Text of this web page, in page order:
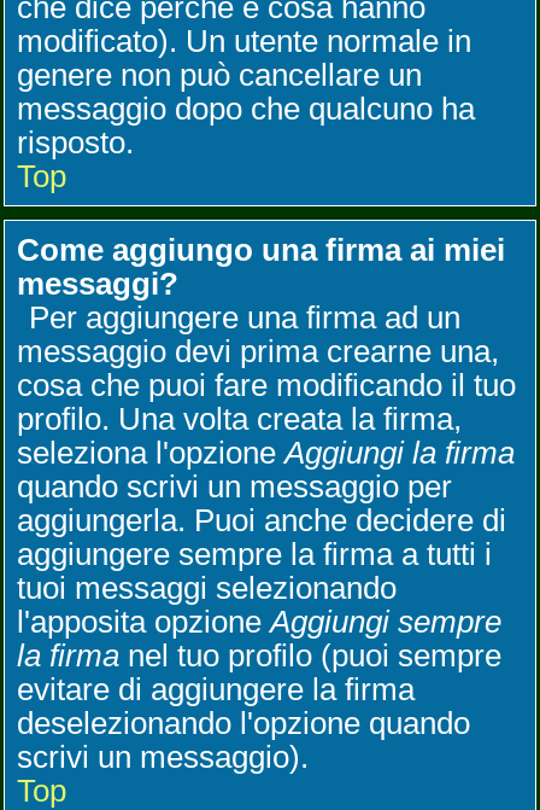
che dice perché e cosa hanno
modificato). Un utente normale in
genere non può cancellare un
messaggio dopo che qualcuno ha
risposto.
Top
Come aggiungo una firma ai miei
messaggi?
Per aggiungere una firma ad un
messaggio devi prima crearne una,
cosa che puoi fare modificando il tuo
profilo. Una volta creata la firma,
seleziona l'opzioneAggiungi la firma
quando scrivi un messaggio per
aggiungerla. Puoi anche decidere di
aggiungere sempre la firma a tutti i
tuoi messaggi selezionando
l'apposita opzioneAggiungi sempre
la firma nel tuo profilo (puoi sempre
evitare di aggiungere la firma
deselezionando l'opzione quando
scrivi un messaggio).
Top